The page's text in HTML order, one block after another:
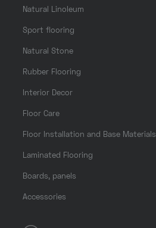
Natural Linoleum
Sport flooring
Natural Stone
Rubber Flooring
Interior Decor
Floor Care
Floor Installation and Base Materials
Laminated Flooring
Boards, panels
Accessories